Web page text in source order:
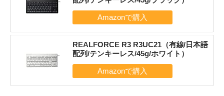
REALFORCE R3 R3UC21（有線/日本語
配列/テンキーレス/45g/ホワイト）